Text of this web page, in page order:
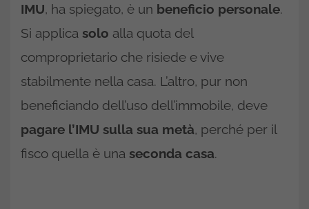
IMU, ha spiegato, è un beneficio personale.
Si applica solo alla quota del
comproprietario che risiede e vive
stabilmente nella casa. L’altro, pur non
beneficiando dell’uso dell’immobile, deve
pagare l’IMU sulla sua metà, perché per il
fisco quella è una seconda casa.